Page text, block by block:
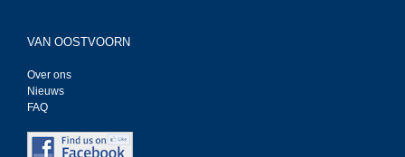
VAN OOSTVOORN
Over ons
Nieuws
FAQ